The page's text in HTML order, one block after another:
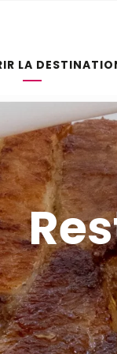
LA